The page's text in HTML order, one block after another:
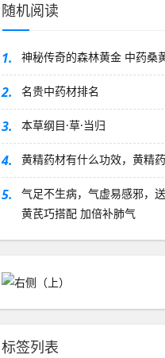
随机阅读
1. 神秘传奇的森林黄金 中药桑
2. 名贵中药材排名
3. 本草纲目·草·当归
4. 黄精药材有什么功效，黄精
5.
气足不生病，气虚易感邪，
黄芪巧搭配 加倍补肺气
标签列表